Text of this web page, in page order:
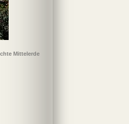
Mittelerde